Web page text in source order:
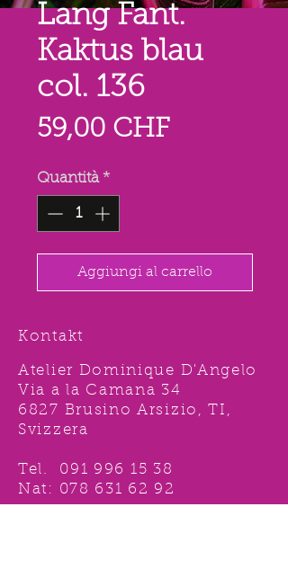
Lang Fant.
Kaktus blau
col. 136
59,00 CHFPrezzo
Quantità *
Aggiungi al carrello
Kontakt
Atelier Dominique D'Angelo
Via a la Camana 34
6827 Brusino Arsizio, TI,
Svizzera
Tel. 091 996 15 38
Nat: 078 631 62 92